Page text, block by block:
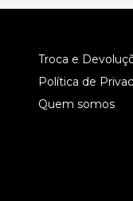
Troca e
Política de
Quem somos